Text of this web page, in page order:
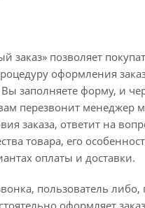
заказ» позволяет
оформления
заполняете форму, и
перезвонит менеджер
заказа, ответит на
товара, его
оплаты и доставки.
пользователь либо,
оформляет заказ,